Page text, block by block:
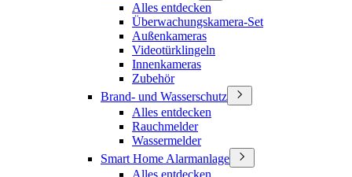
Alles entdecken
Überwachungskamera-Set
Außenkameras
Videotürklingeln
Innenkameras
Zubehör
Brand- und Wasserschutz
Alles entdecken
Rauchmelder
Wassermelder
Smart Home Alarmanlage
Alles entdecken